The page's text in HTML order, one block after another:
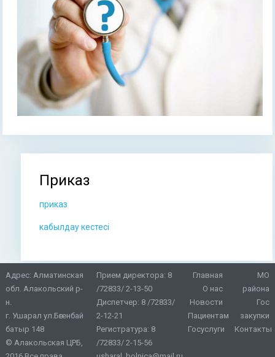
Вы здесь
Приказ
приказ
кабылдау кестесі
Адрес: Алматинская
обл. Алакольский р-
н.
г. Ушарал ул.Бөгенбай
батыр 148
© Алакольская ЦРБ,
Прием директора: 8
/72833/ 2-13-50
Диспетчер: 8 /72833/
2-12-21
Регистратура: 8
/72833/ 2-15-56
Главная
О нас
Новости
Пациентам
Госуслуги
МО
района
Гос
закупки
Контакты